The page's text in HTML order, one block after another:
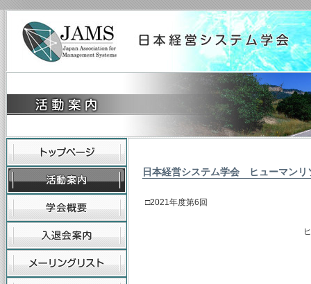
日本経営システム学会 ヒューマンリ
□2021年度第6回
ヒューマンリソース